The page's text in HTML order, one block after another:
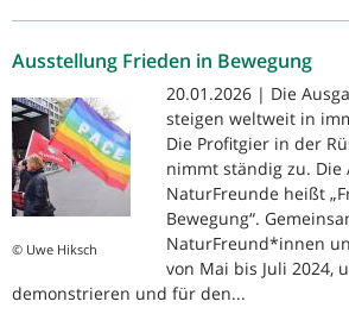
Ausstellung Frieden in Bewegung
© Uwe Hiksch
20.01.2026 | Die
steigen weltweit in
Die Profitgier in der
nimmt ständig zu.
NaturFreunde heißt
Bewegung“.
NaturFreund*innen
von Mai bis Juli 2024,
demonstrieren und für den...